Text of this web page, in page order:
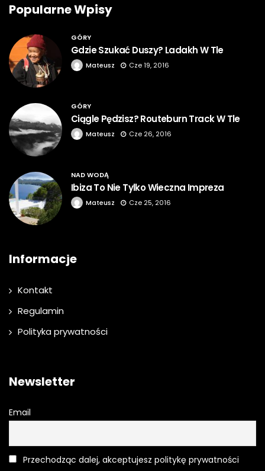
Popularne Wpisy
GÓRY
Gdzie Szukać Duszy? Ladakh W Tle
Mateusz Cze 19, 2016
GÓRY
Ciągle Pędzisz? Routeburn Track W Tle
Mateusz Cze 26, 2016
NAD WODĄ
Ibiza To Nie Tylko Wieczna Impreza
Mateusz Cze 25, 2016
Informacje
Kontakt
Regulamin
Polityka prywatności
Newsletter
Email
Przechodząc dalej, akceptujesz politykę prywatności